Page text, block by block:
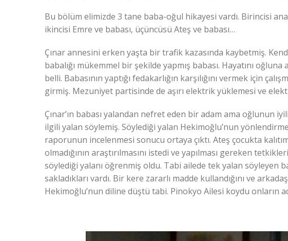
Bu bölüm elimizde 3 tane baba-oğul hikayesi vardı. Birincisi ana
ikincisi Emre ve babası, üçüncüsü Ateş ve babası…
Çınar annesini erken yaşta bir trafik kazasında kaybetmiş.
babalığı mükemmel bir şekilde yapmış babası. Hayatını
belli. Babasının yaptığı fedakarlığın karşılığını vermek için
girmiş. Mezuniyet partisinde de aşırı elektrik yüklemesi ve
Çınar’ın babası yalandan nefret eden bir adam ama oğlunun
ilgili yalan söylemiş. Söylediği yalan Hekimoğlu’nun
raporunun incelenmesi sonucu ortaya çıktı. Ateş çocukta
olmadığının araştırılmasını istedi ve yapılması gereken
söylediği yalanı öğrenmiş oldu. Tabi ailede tek yalan söyleyen
sakladıkları vardı. Bir kere zararlı madde kullandığını ve
Hekimoğlu’nun diline düştü tabi. Pinokyo Ailesi koydu onların